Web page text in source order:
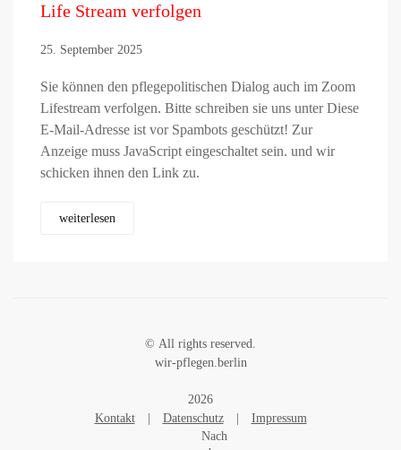
Life Stream verfolgen
25. September 2025
Sie können den pflegepolitischen Dialog auch im Zoom
Lifestream verfolgen. Bitte schreiben sie uns unterDiese
E-Mail-Adresse ist vor Spambots geschützt! Zur
Anzeige muss JavaScript eingeschaltet sein. und wir
schicken ihnen den Link zu.
weiterlesen
© All rights reserved.
wir-pflegen.berlin
2026
Kontakt| Datenschutz| Impressum
Nach